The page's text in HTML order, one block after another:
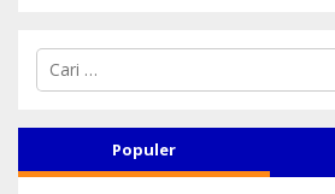
C
i
n
Populer